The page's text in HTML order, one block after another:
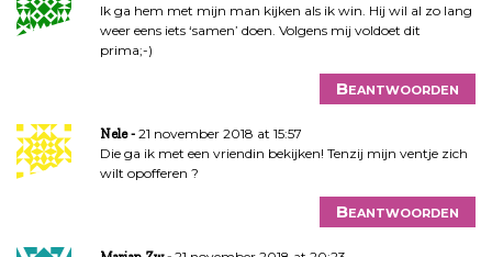
Ik ga hem met mijn man kijken als ik win. Hij wil al zo lang
weer eens iets ‘samen’ doen. Volgens mij voldoet dit
prima;-)
Beantwoorden
Nele
21 november 2018 at 15:57
Die ga ik met een vriendin bekijken! Tenzij mijn ventje zich
wilt opofferen ?
Beantwoorden